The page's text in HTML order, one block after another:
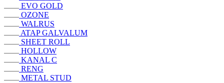
EVO GOLD
OZONE
WALRUS
ATAP GALVALUM
SHEET ROLL
HOLLOW
KANAL C
RENG
METAL STUD